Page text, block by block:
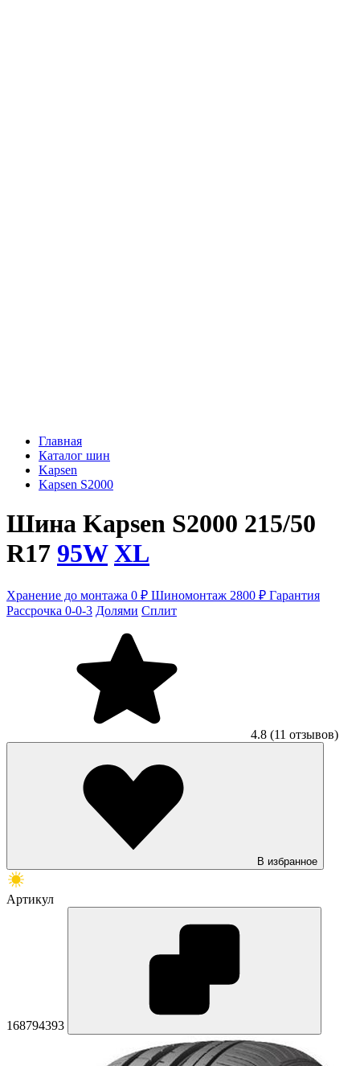
Главная
Каталог шин
Kapsen
Kapsen S2000
Шина Kapsen S2000 215/50
R17 95W XL
Хранение до монтажа 0 ₽ Шиномонтаж 2800 ₽ Гарантия
Рассрочка 0-0-3 Долями Сплит
4.8 (11 отзывов)
В избранное
Артикул
168794393